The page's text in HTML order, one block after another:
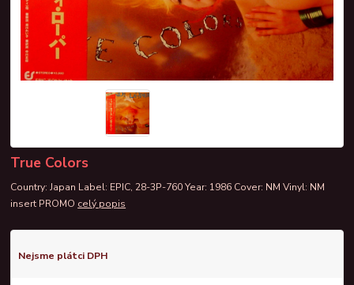
True Colors
Country: Japan Label: EPIC, 28-3P-760 Year: 1986 Cover: NM Vinyl: NM
insert PROMO celý popis
Nejsme plátci DPH